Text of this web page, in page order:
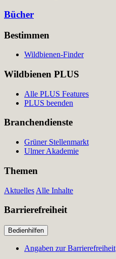
Bücher
Bestimmen
Wildbienen-Finder
Wildbienen PLUS
Alle PLUS Features
PLUS beenden
Branchendienste
Grüner Stellenmarkt
Ulmer Akademie
Themen
Aktuelles Alle Inhalte
Barrierefreiheit
Bedienhilfen
Angaben zur Barrierefreiheit